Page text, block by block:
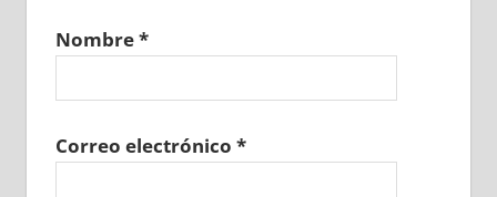
Nombre*
Correo electrónico *